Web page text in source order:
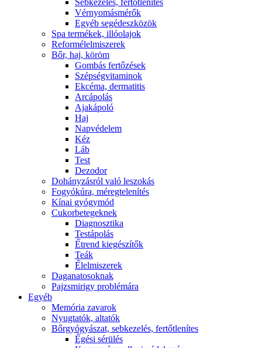
Sebkezelés, fertőtlenítés
Vérnyomásmérők
Egyéb segédeszközök
Spa termékek, illóolajok
Reformélelmiszerek
Bőr, haj, köröm
Gombás fertőzések
Szépségvitaminok
Ekcéma, dermatitis
Arcápolás
Ajakápoló
Haj
Napvédelem
Kéz
Láb
Test
Dezodor
Dohányzásról való leszokás
Fogyókúra, méregtelenítés
Kínai gyógymód
Cukorbetegeknek
Diagnosztika
Testápolás
É́trend kiegészítők
Teák
É́lelmiszerek
Daganatosoknak
Pajzsmirigy problémára
Egyéb
Memória zavarok
Nyugtatók, altatók
Bőrgyógyászat, sebkezelés, fertőtlenítes
É́gési sérülés